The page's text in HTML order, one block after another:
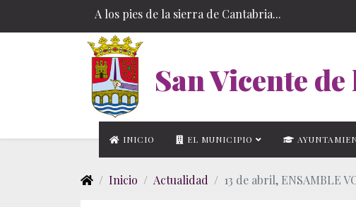
A los pies de la sierra de Cantabria...
San Vicente
INICIO EL MUNICIPIO
Inicio Actualidad 13 de abril, ENSAMBLE